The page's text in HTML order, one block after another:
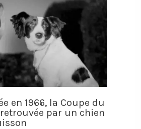
en 1966, la Coupe du
par un chien